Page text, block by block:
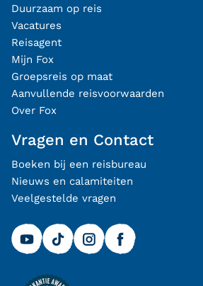
Duurzaam op reis
Vacatures
Reisagent
Mijn Fox
Groepsreis op maat
Aanvullende reisvoorwaarden
Over Fox
Vragen en Contact
Boeken bij een reisbureau
Nieuws en calamiteiten
Veelgestelde vragen